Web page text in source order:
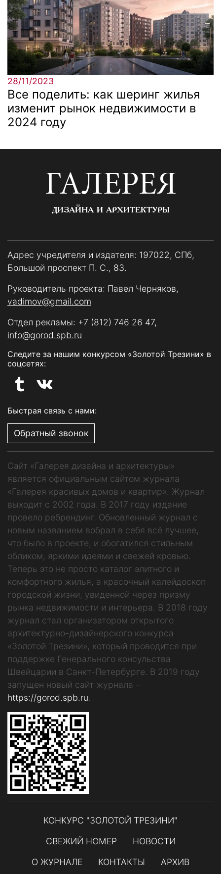
28/11/2023
Все поделить: как шеринг жилья
изменит рынок недвижимости в
2024 году
ГАЛЕРЕЯ
ДИЗАЙНА И АРХИТЕКТУРЫ
Адрес учредителя и издателя: 197022, СПб,
Большой проспект П. С., 83.
Руководитель проекта: Павел Черняков,
vadimov@gmail.com
Отдел рекламы: +7 (812) 746 26 47,
info@gorod.spb.ru
Следите за нашим конкурсом «Золотой Трезини» в
соцсетях:
Быстрая связь с нами:
Обратный звонок
Сайт «Галерея дизайна и архитектуры»
является официальным сайтом журнала
«Галерея красивых домов и квартир». Журнал
выходит с 2002 года. В 2017 году издание
провело ребрендинг. Обновленный журнал с
новым названием вобрал в себя всё лучшее,
что было в проекте, и обогатился стильным
обликом, яркими идеями и свежей кровью.
Теперь это не просто каталог элитного и
комфортного жилья, а красочный калейдоскоп
городской жизни, увиденной через призму
рынка недвижимости и интерьера. В 2018 году
журнал стал организатором открытого
архитектурно-дизайнерского конкурса
«Золотой Трезини», который проводится при
поддержке Генерального консульства
Швейцарии в Санкт-Петербурге. В 2019 году
запущен новый сайт журнала –
https://gorod.spb.ru.
КОНКУРС "ЗОЛОТОЙ ТРЕЗИНИ"
СВЕЖИЙ НОМЕР
НОВОСТИ
О ЖУРНАЛЕ
КОНТАКТЫ АРХИВ